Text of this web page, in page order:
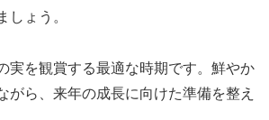
しょう。
実を観賞する最適な時期です。鮮やか
がら、来年の成長に向けた準備を整え